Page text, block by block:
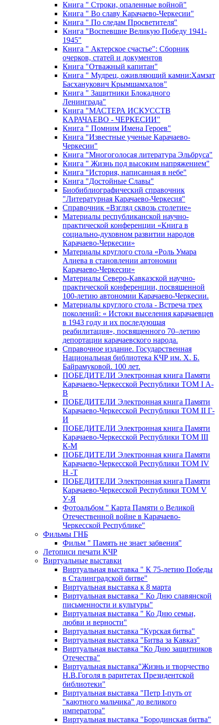
Книга " Строки, опаленные войной"
Книга " Во славу Карачаево-Черкесии"
Книга " По следам Просветителя"
Книга "Воспевшие Великую Победу 1941-
1945"
Книга " Актерское счастье": Сборник
очерков, статей и документов
Книга "Отважный капитан"
Книга " Мудрец, оживляющий камни:Хамзат
Басханукович Крымшамхалов"
Книга " Защитники Блокадного
Ленинграда"
Книга "МАСТЕРА ИСКУССТВ
КАРАЧАЕВО - ЧЕРКЕСИИ"
Книга " Помним Имена Героев"
Книга "Известные ученые Карачаево-
Черкесии"
Книга "Многоголосая литература Эльбруса"
Книга " Жизнь под высоким напряжением"
Книга "История, написанная в небе"
Книга "Достойные Славы"
Биобиблиографический справочник
"Литературная Карачаево-Черкесия"
Справочник «Взгляд сквозь столетие»
Материалы республиканской научно-
практической конференции «Книга в
социально-духовном развитии народов
Карачаево-Черкесии»
Материалы круглого стола «Роль Умара
Алиева в становлении автономии
Карачаево-Черкесии»
Материалы Северо-Кавказской научно-
практической конференции, посвященной
100-летию автономии Карачаево-Черкесии.
Материалы круглого стола - Встреча трех
поколений: « Истоки выселения карачаевцев
в 1943 году и их последующая
реабилитация», посвященного 70–летию
депортации карачаевского народа.
Справочное издание. Государственная
Национальная библиотека КЧР им. Х. Б.
Байрамуковой. 100 лет.
ПОБЕДИТЕЛИ Электронная книга Памяти
Карачаево-Черкесской Республики ТОМ I А-
В
ПОБЕДИТЕЛИ Электронная книга Памяти
Карачаево-Черкесской Республики ТОМ II Г-
И
ПОБЕДИТЕЛИ Электронная книга Памяти
Карачаево-Черкесской Республики ТОМ III
К-М
ПОБЕДИТЕЛИ Электронная книга Памяти
Карачаево-Черкесской Республики ТОМ IV
Н -Т
ПОБЕДИТЕЛИ Электронная книга Памяти
Карачаево-Черкесской Республики ТОМ V
У-Я
Фотоальбом " Карта Памяти о Великой
Отечественной войне в Карачаево-
Черкесской Республике"
Фильмы ГНБ
Фильм " Память не знает забвения"
Летописи печати КЧР
Виртуальные выставки
Виртуальная выставка " К 75-летию Победы
в Сталинградской битве"
Виртуальная выставка к 8 марта
Виртуальная выставка " Ко Дню славянской
письменности и культуры"
Виртуальная выставка " Ко Дню семьи,
любви и верности"
Виртуальная выставка "Курская битва"
Виртуальная выставка "Битва за Кавказ"
Виртуальная выставка "Ко Дню защитников
Отечества"
Виртуальная выставка"Жизнь и творчество
Н.В.Гоголя в раритетах Президентской
библиотеки"
Виртуальная выставка "Петр I-путь от
"каютного мальчика" до великого
императора"
Виртуальная выставка "Бородинская битва"